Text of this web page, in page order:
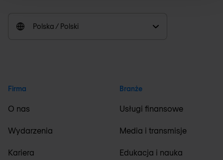
Polska / Polski
Firma
O nas
Wydarzenia
Kariera
Branże
Usługi finansowe
Media i transmisje
Edukacja i nauka